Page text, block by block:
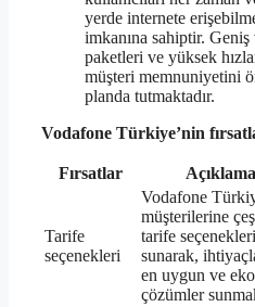
yerde internete
imkanına sahiptir. Geniş
paketleri ve yüksek
müşteri memnuniyetini
planda tutmaktadır.
Vodafone Türkiye’nin
Fırsatlar Açıklama
Tarife
seçenekleri
Vodafone
müşterilerine
tarife seçenekleri
sunarak,
en uygun ve
çözümler